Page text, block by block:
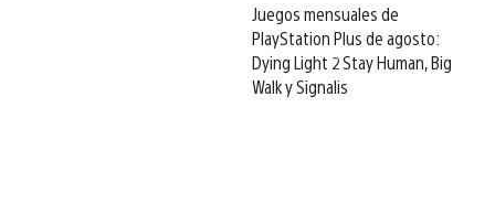
Juegos mensuales de
PlayStation Plus de agosto:
Dying Light 2 Stay Human, Big
Walk y Signalis